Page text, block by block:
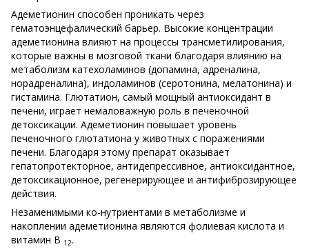
Адеметионин способен проникать через
гематоэнцефалический барьер. Высокие концентрации
адеметионина влияют на процессы трансметилирования,
которые важны в мозговой ткани благодаря влиянию на
метаболизм катехоламинов (допамина, адреналина,
норадреналина), индоламинов (серотонина, мелатонина) и
гистамина. Глютатион, самый мощный антиоксидант в
печени, играет немаловажную роль в печеночной
детоксикации. Адеметионин повышает уровень
печеночного глютатиона у животных с поражениями
печени. Благодаря этому препарат оказывает
гепатопротекторное, антидепрессивное, антиоксидантное,
детоксикационное, регенерирующее и антифиброзирующее
действия.
Незаменимыми ко-нутриентами в метаболизме и
накоплении адеметионина являются фолиевая кислота и
витамин В 12.